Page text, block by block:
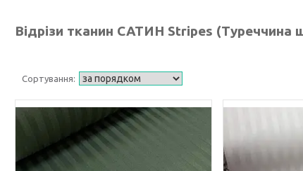
Відрізи тканин САТИН Stripes (Туреччина